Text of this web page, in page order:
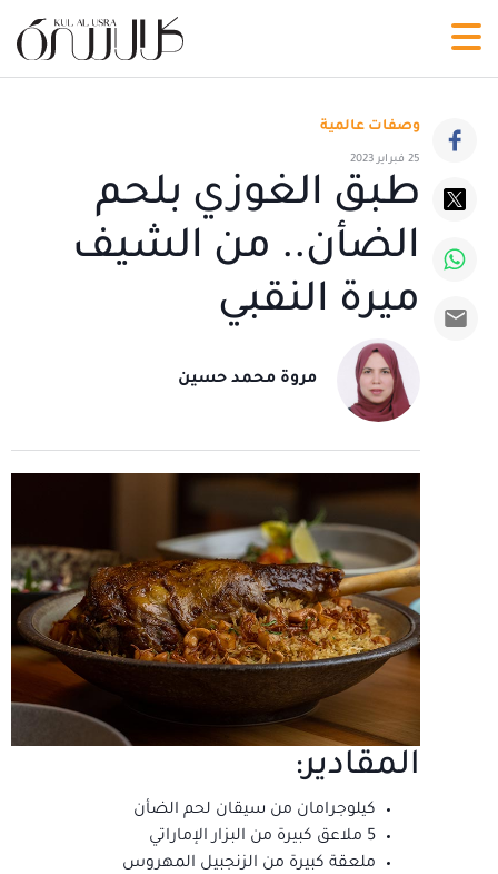
وصفات عالمية
25 فبراير 2023
طبق الغوزي بلحم
الضأن.. من الشيف
ميرة النقبي
مروة محمد حسين
المقادير:
كيلوجرامان من سيقان لحم الضأن
5 ملاعق كبيرة من البزار الإماراتي
ملعقة كبيرة من الزنجبيل المهروس